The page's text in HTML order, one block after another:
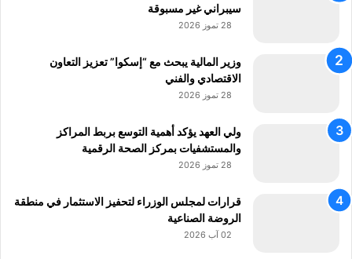
سيبراني غير مسبوقة
28 تموز 2026
وزير المالية يبحث مع “إسكوا” تعزيز التعاون
الاقتصادي والفني
28 تموز 2026
ولي العهد يؤكد أهمية التوسع بربط المراكز
والمستشفيات بمركز الصحة الرقمية
28 تموز 2026
قرارات لمجلس الوزراء لتحفيز الاستثمار في منطقة
الروضة الصناعية
02 آب 2026